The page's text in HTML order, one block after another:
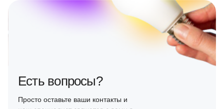
Есть вопросы?
Просто оставьте ваши контакты и